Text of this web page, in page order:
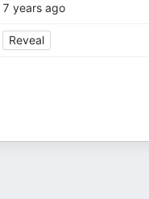
7 years ago
Reveal